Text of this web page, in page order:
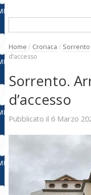
Home / Cronaca / Sorrento
d’accesso
Sorrento.
d’accesso
Pubblicato il 6 Marzo